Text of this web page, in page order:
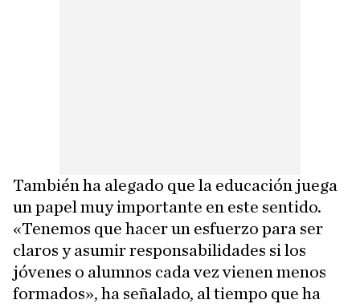
También ha alegado que la educación juega
un papel muy importante en este sentido.
«Tenemos que hacer un esfuerzo para ser
claros y asumir responsabilidades si los
jóvenes o alumnos cada vez vienen menos
formados», ha señalado, al tiempo que ha